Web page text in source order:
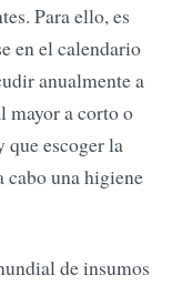
Para ello, es
en el calendario
anualmente a
mayor a corto o
que escoger la
cabo una higiene
de insumos